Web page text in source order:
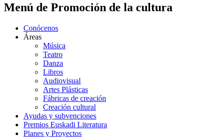
Menú de Promoción de la cultura
Conócenos
Áreas
Música
Teatro
Danza
Libros
Audiovisual
Artes Plásticas
Fábricas de creación
Creación cultural
Ayudas y subvenciones
Premios Euskadi Literatura
Planes y Proyectos